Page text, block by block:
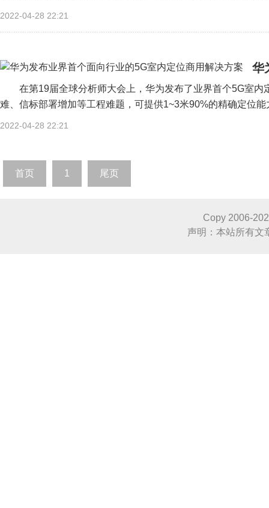
2022-04-28 22:21
华
方
在第19届全球分析师大会上，华为发布了业界首个5G室
难、信标部署增加等工程难题，可提供1~3米90%的精确定位
2022-04-28 22:21
首页 1 尾页
Copy 2006-
声明：本站所有文